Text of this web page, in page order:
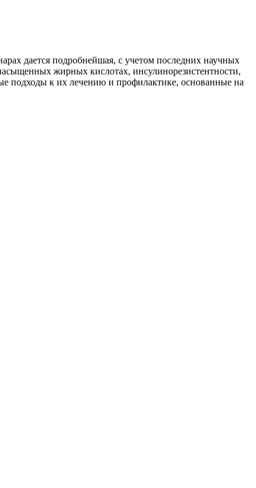
дается подробнейшая, с учетом последних научных
жирных кислотах, инсулинорезистентности,
подходы к их лечению и профилактике, основанные на